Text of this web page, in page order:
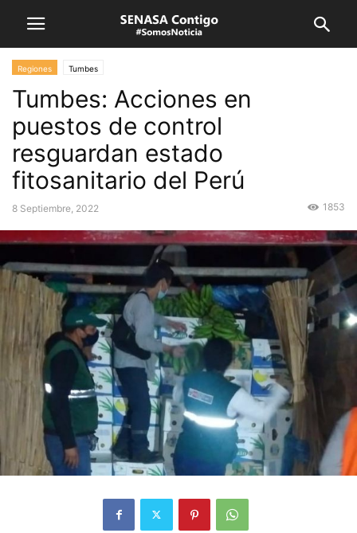
Regiones Tumbes
Tumbes: Acciones en
puestos de control
resguardan estado
fitosanitario del Perú
8 Septiembre, 2022 1853